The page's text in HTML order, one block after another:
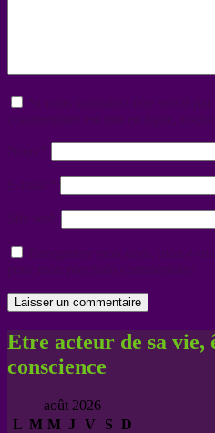
Etre acteur de sa vie,
conscience
août 2026
L M M J V S D